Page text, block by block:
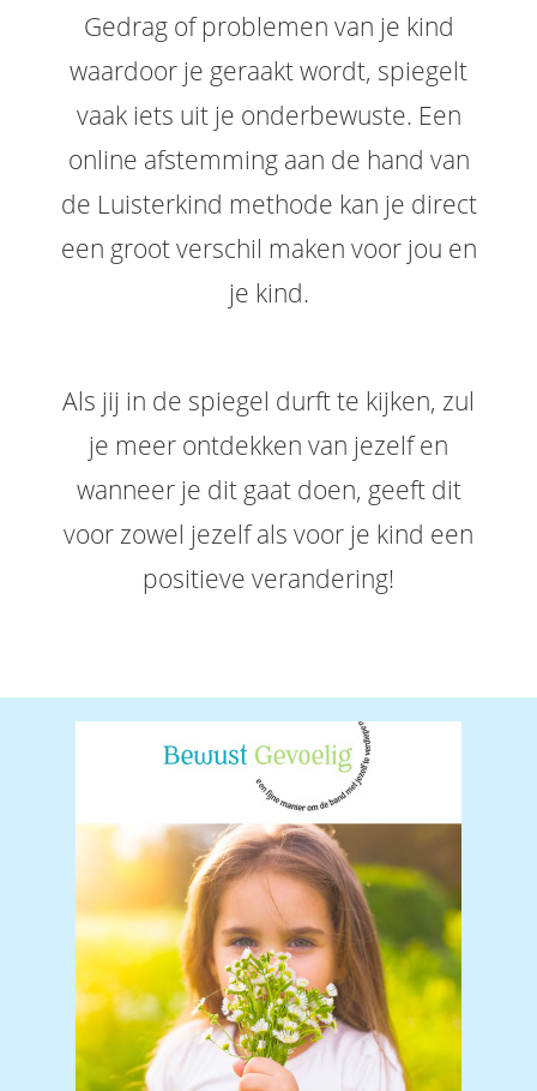
Gedrag of problemen van je kind
waardoor je geraakt wordt, spiegelt
vaak iets uit je onderbewuste. Een
online afstemming aan de hand van
de Luisterkind methode kan je direct
een groot verschil maken voor jou en
je kind.
Als jij in de spiegel durft te kijken, zul
je meer ontdekken van jezelf en
wanneer je dit gaat doen, geeft dit
voor zowel jezelf als voor je kind een
positieve verandering!